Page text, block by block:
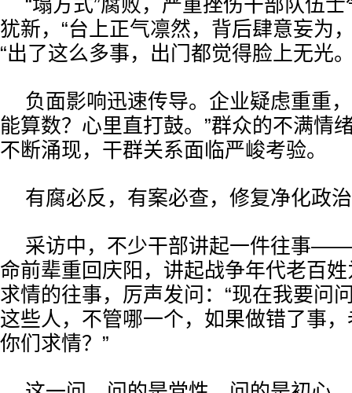
“塌方式”腐败，严重挫伤干部队伍
犹新，“台上正气凛然，背后肆意妄为
“出了这么多事，出门都觉得脸上无光
负面影响迅速传导。企业疑虑重重
能算数？心里直打鼓。”群众的不满情
不断涌现，干群关系面临严峻考验。
有腐必反，有案必查，修复净化政
采访中，不少干部讲起一件往事
命前辈重回庆阳，讲起战争年代老百
求情的往事，厉声发问：“现在我要问
这些人，不管哪一个，如果做错了事
你们求情？”